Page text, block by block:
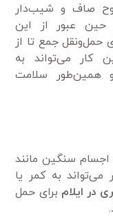
صاف و شیب‌دار
حین عبور از این
حمل‌ونقل جمع تا از
کار می‌تواند به
همین‌طور سلامت
سنگین مانند
می‌تواند به کمر یا
در ایلام برای حمل